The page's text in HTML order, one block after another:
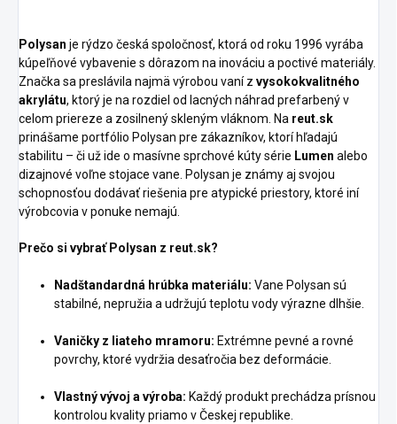
Polysan je rýdzo česká spoločnosť, ktorá od roku 1996 vyrába
kúpeľňové vybavenie s dôrazom na inováciu a poctivé materiály.
Značka sa preslávila najmä výrobou vaní z vysokokvalitného
akrylátu, ktorý je na rozdiel od lacných náhrad prefarbený v
celom priereze a zosilnený skleným vláknom. Na reut.sk
prinášame portfólio Polysan pre zákazníkov, ktorí hľadajú
stabilitu – či už ide o masívne sprchové kúty série Lumen alebo
dizajnové voľne stojace vane. Polysan je známy aj svojou
schopnosťou dodávať riešenia pre atypické priestory, ktoré iní
výrobcovia v ponuke nemajú.
Prečo si vybrať Polysan z reut.sk?
Nadštandardná hrúbka materiálu: Vane Polysan sú
stabilné, nepružia a udržujú teplotu vody výrazne dlhšie.
Vaničky z liateho mramoru: Extrémne pevné a rovné
povrchy, ktoré vydržia desaťročia bez deformácie.
Vlastný vývoj a výroba: Každý produkt prechádza prísnou
kontrolou kvality priamo v Českej republike.